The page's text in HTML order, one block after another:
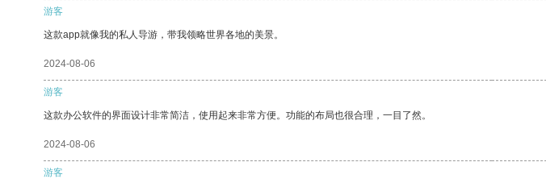
游客
这款app就像我的私人导游，带我领略世界各地的美景。
2024-08-06
游客
这款办公软件的界面设计非常简洁，使用起来非常方便。功能的布局也很合理，一目了然。
2024-08-06
游客